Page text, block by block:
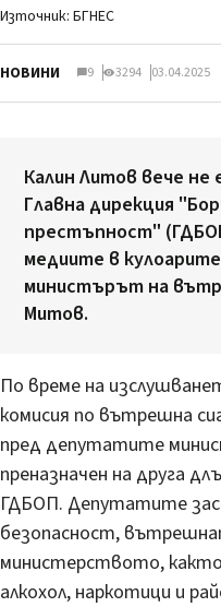
Източник: БГНЕС
НОВИНИ 9 3294 03.04.2025
Калин Литов вече
Главна дирекция
престъпност"
медиите в
министърът на
Митов.
По време на
комисия по вътрешна
пред депутатите
преназначен на друга
ГДБОП. Депутатите
безопасност,
министерството,
алкохол, наркотици и